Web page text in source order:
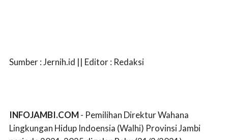
Sumber : Jernih.id || Editor : Redaksi
INFOJAMBI.COM- Pemilihan Direktur Wahana
Lingkungan Hidup Indoensia (Walhi) Provinsi Jambi